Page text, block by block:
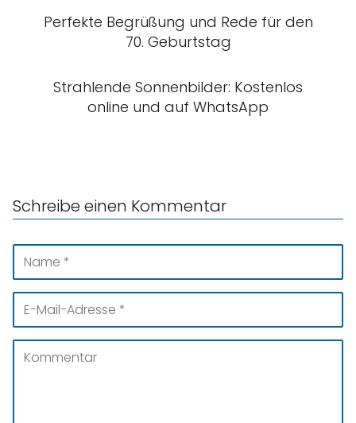
Perfekte Begrüßung und Rede für den
70. Geburtstag
Strahlende Sonnenbilder: Kostenlos
online und auf WhatsApp
Schreibe einen Kommentar